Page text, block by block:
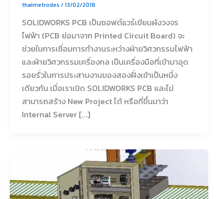
thaimetrodes/13/02/2018
SOLIDWORKS PCB เป็นซอฟต์แวร์เขียนผังวงจร
ไฟฟ้า (PCB ย่อมาจาก Printed Circuit Board) จะ
ช่วยในการเชื่อมการทำงานระหว่างฝ่ายวิศวกรรมไฟฟ้า
และฝ่ายวิศวกรรมเครื่องกล เป็นเครื่องมือที่เข้ามาอุด
รอยรั่วในการประสานงานของสองฝั่งเข้าเป็นหนึ่ง
เดียวกัน เมื่อเราเปิด SOLIDWORKS PCB และไม่
สามารถสร้าง New Project ได้ หรือที่ขึ้นมาว่า
Internal Server [...]